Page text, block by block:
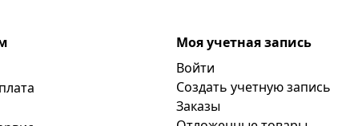
Моя учетная запись
Войти
Создать учетную запись
Заказы